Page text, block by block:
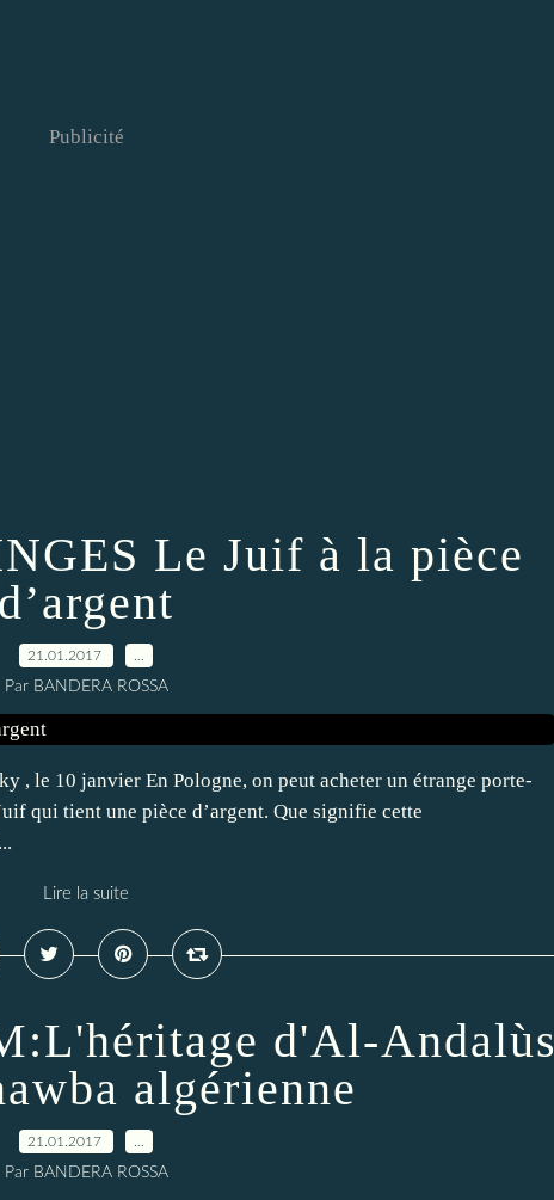
Publicité
Le Juif à la pièce
d’argent
21.01.2017
Par BANDERA ROSSA
, le 10 janvier En Pologne, on peut acheter un étrange porte-
qui tient une pièce d’argent. Que signifie cette
Lire la suite
d'Al-Andalùs
algérienne
21.01.2017
Par BANDERA ROSSA